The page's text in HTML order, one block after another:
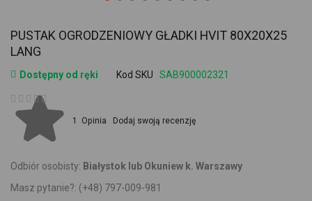
PUSTAK OGRODZENIOWY GŁADKI HVIT 80X20X25
LANG
Dostępny od ręki Kod SKU
SAB900002321
Ocena:
1 Opinia Dodaj swoją recenzję
Odbiór osobisty: Białystok lub Okuniew k. Warszawy
Masz pytanie?: (+48) 797-009-981